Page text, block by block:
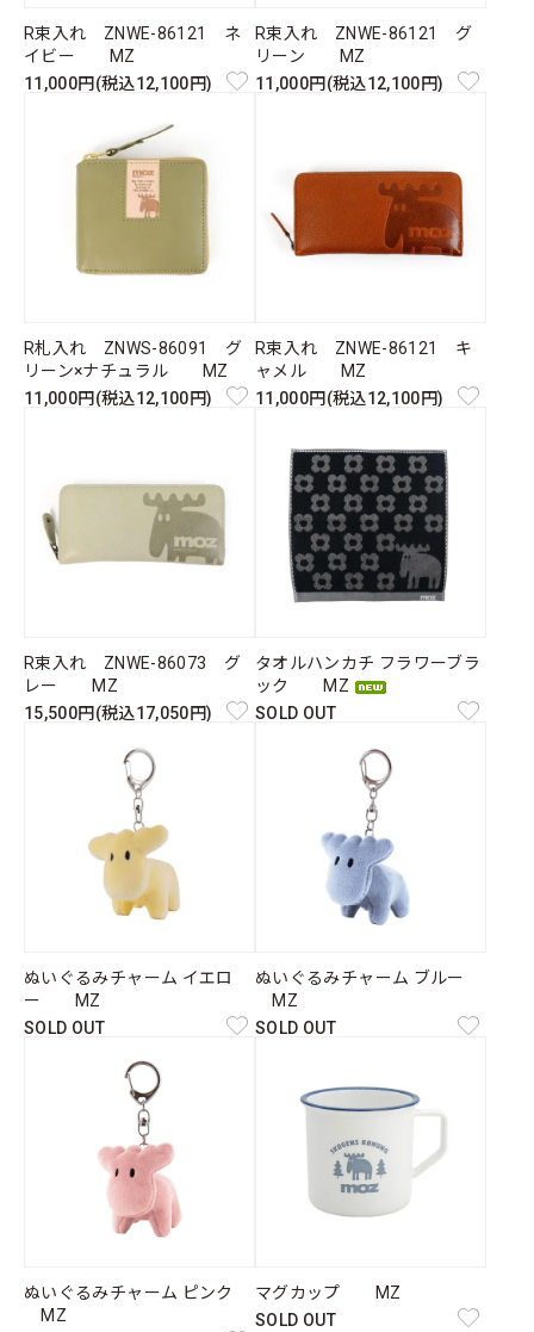
R束入れ ZNWE-86121 ネ
イビー MZ
11,000円(税込12,100円)
R束入れ ZNWE-86121 グ
リーン MZ
11,000円(税込12,100円)
R札入れ ZNWS-86091 グ
リーン×ナチュラル MZ
11,000円(税込12,100円)
R束入れ ZNWE-86121 キ
ャメル MZ
11,000円(税込12,100円)
R束入れ ZNWE-86073 グ
レー MZ
15,500円(税込17,050円)
タオルハンカチ フラワーブラ
ック MZ
SOLD OUT
ぬいぐるみチャーム イエロ
ー MZ
SOLD OUT
ぬいぐるみチャーム ブルー
MZ
SOLD OUT
ぬいぐるみチャーム ピンク
MZ
マグカップ MZ
SOLD OUT